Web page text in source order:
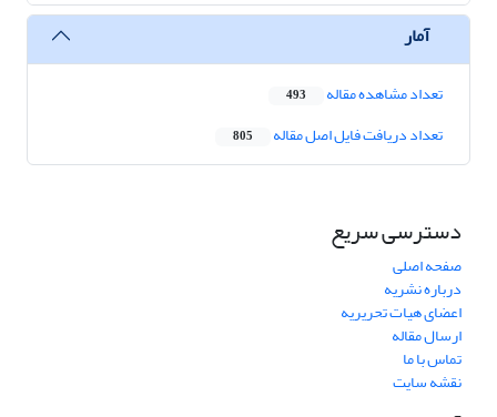
آمار
تعداد مشاهده مقاله 493
تعداد دریافت فایل اصل مقاله 805
دسترسی سریع
صفحه اصلی
درباره نشریه
اعضای هیات تحریریه
ارسال مقاله
تماس با ما
نقشه سایت